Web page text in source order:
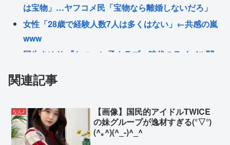
は宝物」…ヤフコメ民「宝物なら離婚しないだろ」
女性「28歳で経験人数7人は多くはない」←共感の嵐
www
国生さゆり 『おニャン子クラブ』時代のライバル関
女子アナ「ロケ中にこっちを撮影してくるな！」
年間の夫婦生活で初めて言われる
【高市】高市早苗「(あー広島の原爆祈念式典ダル
関連記事
なんJ
【画像】国民的アイドルTWICE
の妹グループが逸材すぎる(°▽°)
(^｡^)(^_-)^_^